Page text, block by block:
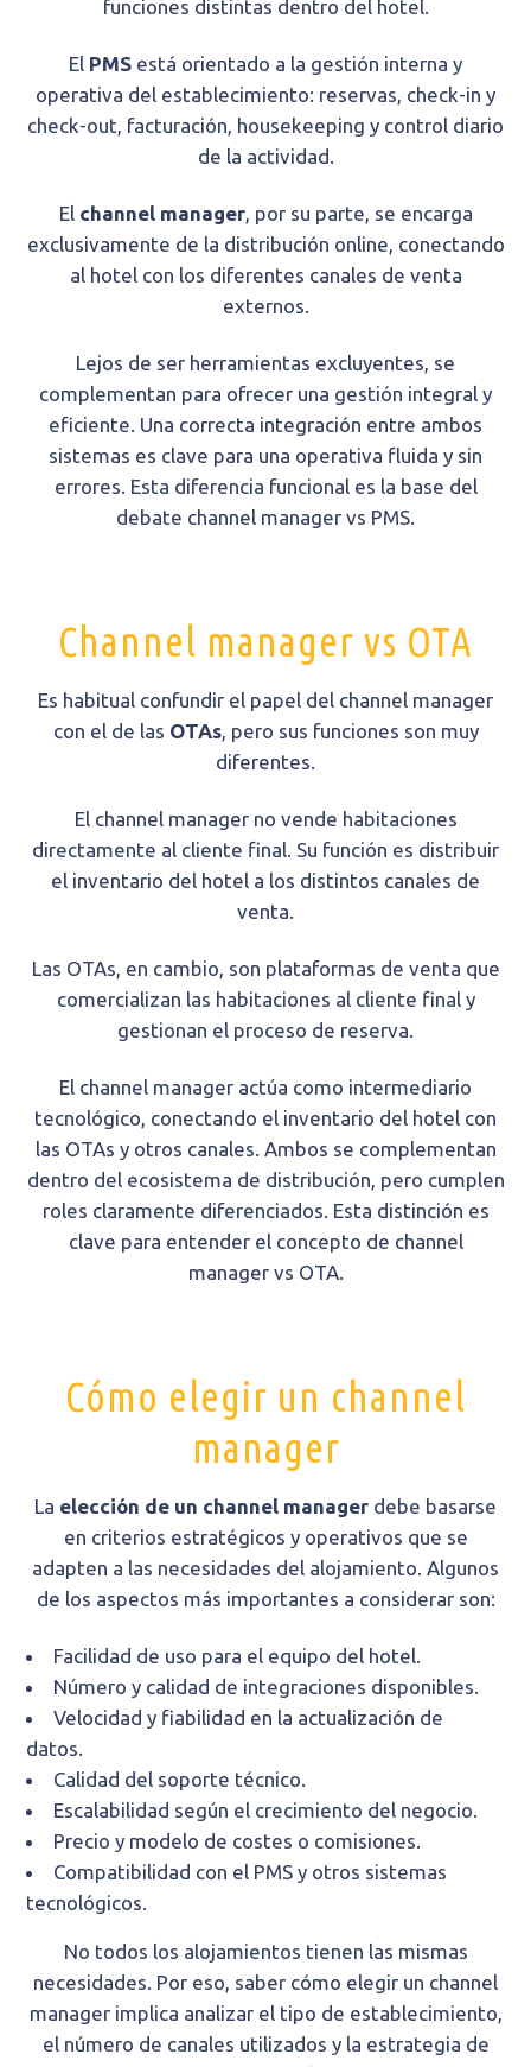
funciones distintas dentro del hotel.
El PMS está orientado a la gestión interna y
operativa del establecimiento: reservas, check-in y
check-out, facturación, housekeeping y control diario
de la actividad.
El channel manager, por su parte, se encarga
exclusivamente de la distribución online, conectando
al hotel con los diferentes canales de venta
externos.
Lejos de ser herramientas excluyentes, se
complementan para ofrecer una gestión integral y
eficiente. Una correcta integración entre ambos
sistemas es clave para una operativa fluida y sin
errores. Esta diferencia funcional es la base del
debate channel manager vs PMS.
Channel manager vs OTA
Es habitual confundir el papel del channel manager
con el de las OTAs, pero sus funciones son muy
diferentes.
El channel manager no vende habitaciones
directamente al cliente final. Su función es distribuir
el inventario del hotel a los distintos canales de
venta.
Las OTAs, en cambio, son plataformas de venta que
comercializan las habitaciones al cliente final y
gestionan el proceso de reserva.
El channel manager actúa como intermediario
tecnológico, conectando el inventario del hotel con
las OTAs y otros canales. Ambos se complementan
dentro del ecosistema de distribución, pero cumplen
roles claramente diferenciados. Esta distinción es
clave para entender el concepto de channel
manager vs OTA.
Cómo elegir un channel
manager
La elección de un channel manager debe basarse
en criterios estratégicos y operativos que se
adapten a las necesidades del alojamiento. Algunos
de los aspectos más importantes a considerar son:
Facilidad de uso para el equipo del hotel.
Número y calidad de integraciones disponibles.
Velocidad y fiabilidad en la actualización de
datos.
Calidad del soporte técnico.
Escalabilidad según el crecimiento del negocio.
Precio y modelo de costes o comisiones.
Compatibilidad con el PMS y otros sistemas
tecnológicos.
No todos los alojamientos tienen las mismas
necesidades. Por eso, saber cómo elegir un channel
manager implica analizar el tipo de establecimiento,
el número de canales utilizados y la estrategia de